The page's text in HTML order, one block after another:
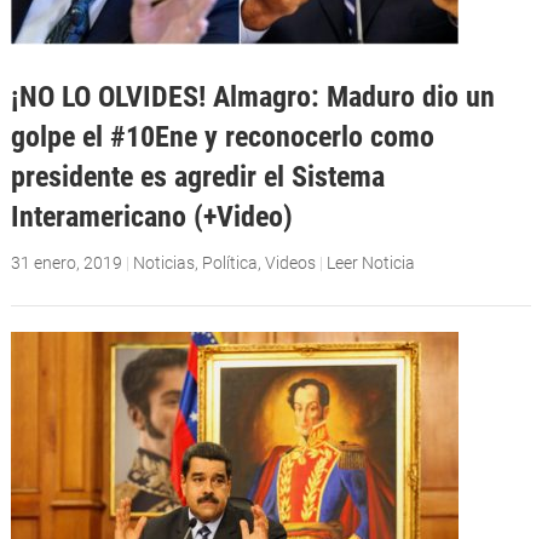
¡NO LO OLVIDES! Almagro: Maduro dio un
golpe el #10Ene y reconocerlo como
presidente es agredir el Sistema
Interamericano (+Video)
31 enero, 2019 | Noticias, Política, Videos | Leer Noticia